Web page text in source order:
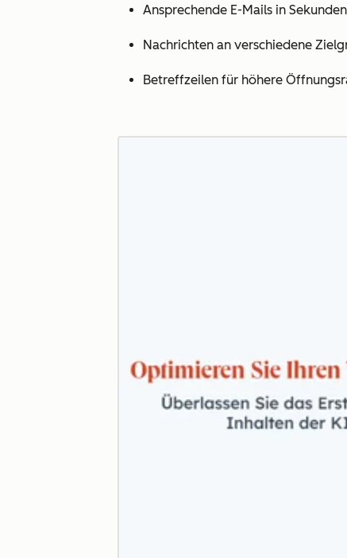
Ansprechende E-Mails in
Nachrichten an verschiedene
Betreffzeilen für höhere